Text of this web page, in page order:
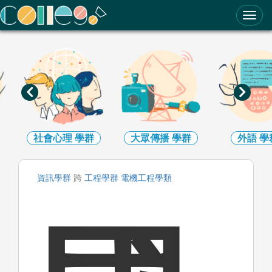
ColleGo! 大學選才與高中育才輔助系統
社會心理 學群 大眾傳播 學群 外語學
資訊學群 跨 工程學群 電機工程學類